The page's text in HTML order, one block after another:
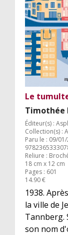
Le
Timothée
Éditeur(s) :
Collection(s) :
Paru le : 09/
Reliure :
18 cm x 12 cm
Pages : 601
14.90 €
1938.
la ville de
Tannberg.
son nom